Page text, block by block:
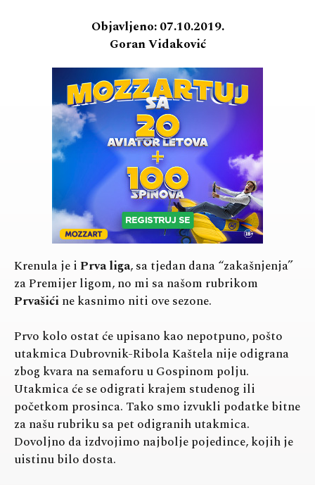
Objavljeno: 07.10.2019.
Goran Vidaković
Krenula je iPrva liga, sa tjedan dana “zakašnjenja”
za Premijer ligom, no mi sa našom rubrikom
Prvašićine kasnimo niti ove sezone.
Prvo kolo ostat će upisano kao nepotpuno, pošto
utakmica Dubrovnik-Ribola Kaštela nije odigrana
zbog kvara na semaforu u Gospinom polju.
Utakmica će se odigrati krajem studenog ili
početkom prosinca. Tako smo izvukli podatke bitne
za našu rubriku sa pet odigranih utakmica.
Dovoljno da izdvojimo najbolje pojedince, kojih je
uistinu bilo dosta.